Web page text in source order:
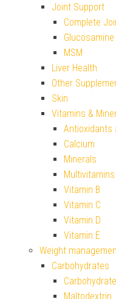
Joint Support
Complete
Glucosamine
MSM
Liver Health
Other
Skin
Vitamins &
Antioxidants
Calcium
Minerals
Multivitamins
Vitamin B
Vitamin C
Vitamin D
Vitamin E
Weight
Carbohydrates
Maltodextrin